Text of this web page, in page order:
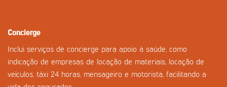
Concierge
Inclui serviços de concierge para apoio à saúde, como
indicação de empresas de locação de materiais, locação de
veículos, táxi 24 horas, mensageiro e motorista, facilitando a